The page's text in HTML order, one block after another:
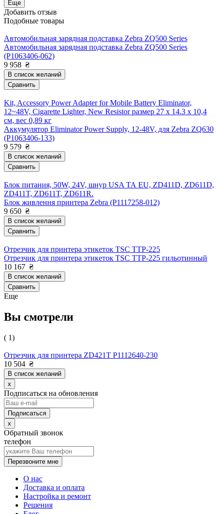
Еще
Добавить отзыв
Подобные товары
Автомобильная зарядная подставка Zebra ZQ500 Series
Автомобильная зарядная подставка Zebra ZQ500 Series
(P1063406-062)
9 958 ₴
В список желаний
Сравнить
Kit, Accessory Power Adapter for Mobile Battery Eliminator,
12~48V, Cigarette Lighter, New Resistor размер 27 x 14.3 x 10,4
см, вес 0,89 кг
Аккумулятор Eliminator Power Supply, 12-48V, для Zebra ZQ630
(P1063406-133)
9 579 ₴
В список желаний
Сравнить
Блок питания, 50W, 24V, шнур USA ТА EU, ZD411D, ZD611D,
ZD411T, ZD611T, ZD611R.
Блок живлення принтера Zebra (P1117258-012)
9 650 ₴
В список желаний
Сравнить
Отрезчик для принтера этикеток TSC TTP-225
Отрезчик для принтера этикеток TSC TTP-225 гильотинный
10 167 ₴
В список желаний
Сравнить
Еще
Вы смотрели
( 1)
Отрезчик для принтера ZD421T P1112640-230
10 504 ₴
В список желаний
x
Подписаться на обновления
x
Обратный звонок
телефон
Перезвоните мне
О нас
Доставка и оплата
Настройка и ремонт
Решения